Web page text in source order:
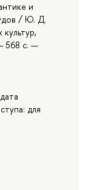
и
/ Ю. Д.
568 с. —
для